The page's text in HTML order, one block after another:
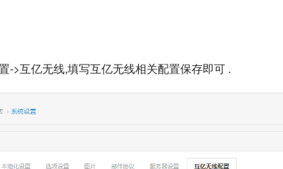
->互亿无线,填写互亿无线相关配置保存即可 .